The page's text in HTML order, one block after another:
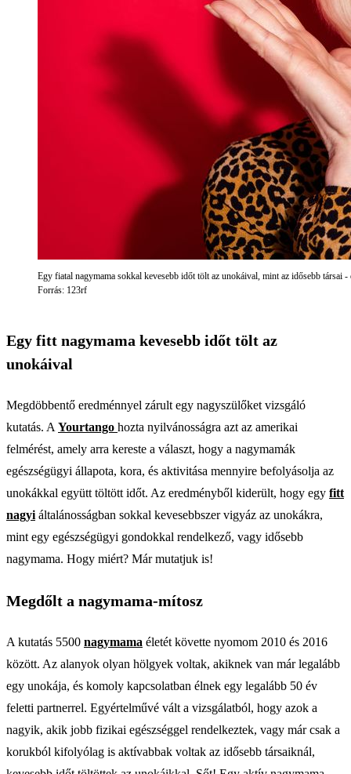
Egy fiatal nagymama sokkal kevesebb időt tölt az unokáival, mint az idősebb társai
Forrás: 123rf
Egy fitt nagymama kevesebb időt tölt az
unokáival
Megdöbbentő eredménnyel zárult egy nagyszülőket vizsgáló
kutatás. A Yourtango hozta nyilvánosságra azt az amerikai
felmérést, amely arra kereste a választ, hogy a nagymamák
egészségügyi állapota, kora, és aktivitása mennyire befolyásolja az
unokákkal együtt töltött időt. Az eredményből kiderült, hogy egy fitt
nagyi általánosságban sokkal kevesebbszer vigyáz az unokákra,
mint egy egészségügyi gondokkal rendelkező, vagy idősebb
nagymama. Hogy miért? Már mutatjuk is!
Megdőlt a nagymama-mítosz
A kutatás 5500 nagymama életét követte nyomom 2010 és 2016
között. Az alanyok olyan hölgyek voltak, akiknek van már legalább
egy unokája, és komoly kapcsolatban élnek egy legalább 50 év
feletti partnerrel. Egyértelművé vált a vizsgálatból, hogy azok a
nagyik, akik jobb fizikai egészséggel rendelkeztek, vagy már csak a
korukból kifolyólag is aktívabbak voltak az idősebb társaiknál,